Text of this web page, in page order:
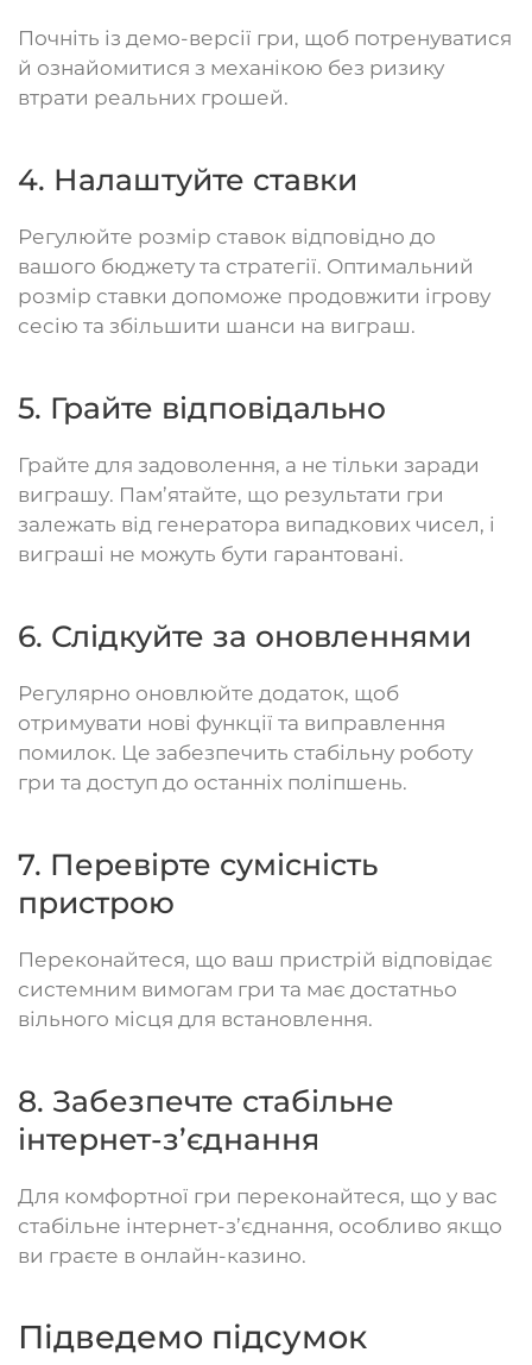
Почніть із демо-версії гри, щоб потренуватися
й ознайомитися з механікою без ризику
втрати реальних грошей.
4. Налаштуйте ставки
Регулюйте розмір ставок відповідно до
вашого бюджету та стратегії. Оптимальний
розмір ставки допоможе продовжити ігрову
сесію та збільшити шанси на виграш.
5. Грайте відповідально
Грайте для задоволення, а не тільки заради
виграшу. Пам’ятайте, що результати гри
залежать від генератора випадкових чисел, і
виграші не можуть бути гарантовані.
6. Слідкуйте за оновленнями
Регулярно оновлюйте додаток, щоб
отримувати нові функції та виправлення
помилок. Це забезпечить стабільну роботу
гри та доступ до останніх поліпшень.
7. Перевірте сумісність
пристрою
Переконайтеся, що ваш пристрій відповідає
системним вимогам гри та має достатньо
вільного місця для встановлення.
8. Забезпечте стабільне
інтернет-з’єднання
Для комфортної гри переконайтеся, що у вас
стабільне інтернет-з’єднання, особливо якщо
ви граєте в онлайн-казино.
Підведемо підсумок